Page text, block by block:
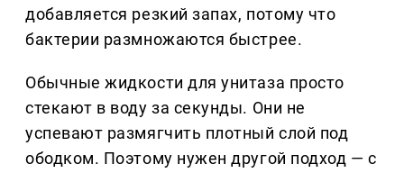
добавляется резкий запах, потому что
бактерии размножаются быстрее.
Обычные жидкости для унитаза просто
стекают в воду за секунды. Они не
успевают размягчить плотный слой под
ободком. Поэтому нужен другой подход — с